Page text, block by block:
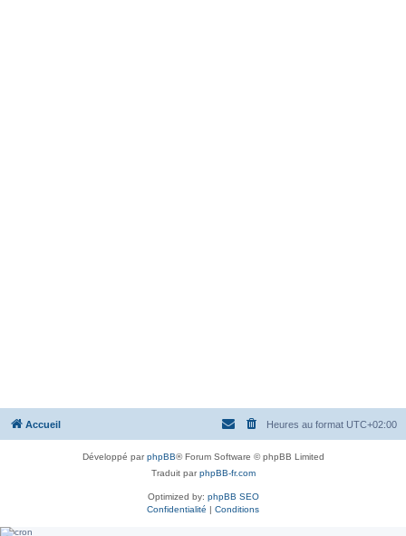
Accueil Heures au format UTC+02:00
Développé parphpBB® Forum Software © phpBB Limited
Traduit parphpBB-fr.com
Optimized by: phpBB SEO
Confidentialité | Conditions